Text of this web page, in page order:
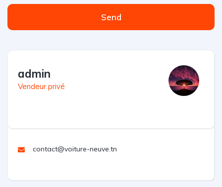
Send
admin
Vendeur privé
contact@voiture-neuve.tn